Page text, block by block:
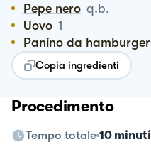
Pepe nero q.b.
Uovo 1
Panino da hamburger
Copia ingredienti
Procedimento
Tempo totale 10 minuti